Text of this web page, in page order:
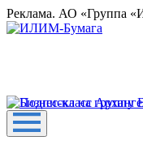
Реклама. АО «Группа